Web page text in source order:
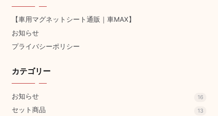
【車用マグネットシート通販｜車MAX】
お知らせ
プライバシーポリシー
カテゴリー
お知らせ 16
セット商品 13